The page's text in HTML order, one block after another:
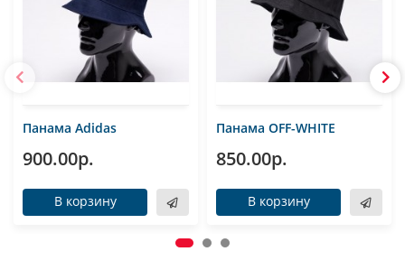
Панама Adidas
900.00р.
В корзину
Панама OFF-WHITE
850.00р.
В корзину